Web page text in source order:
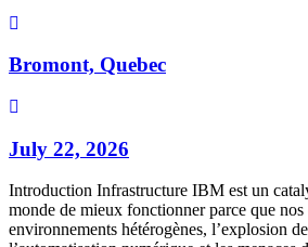
Bromont, Quebec
July 22, 2026
Introduction Infrastructure IBM est un
monde de mieux fonctionner parce que
environnements hétérogènes, l’explosion